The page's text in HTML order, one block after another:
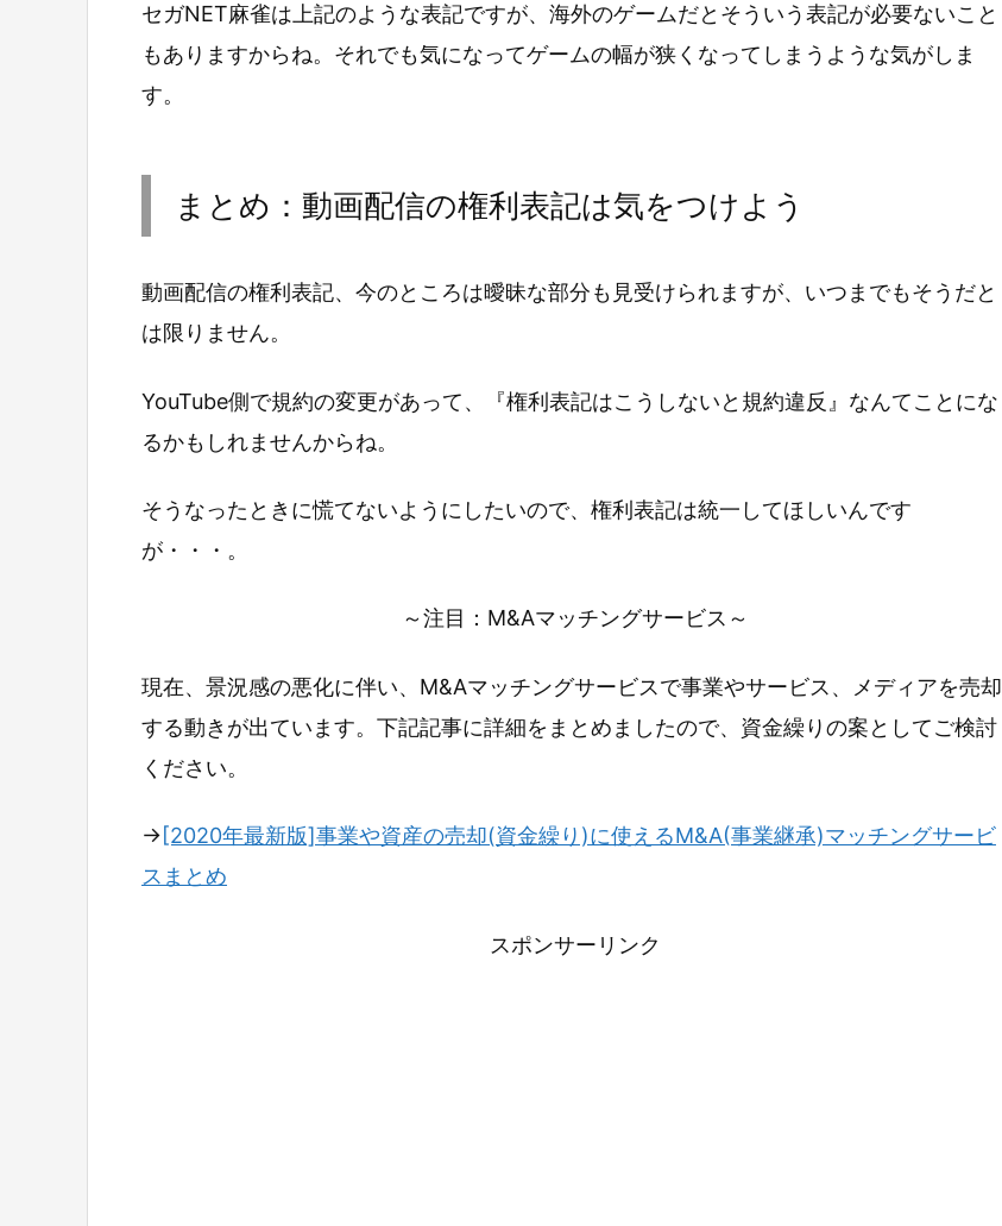
セガNET麻雀は上記のような表記ですが、海外のゲームだとそういう表記が必要ないこと
もありますからね。それでも気になってゲームの幅が狭くなってしまうような気がしま
す。
まとめ：動画配信の権利表記は気をつけよう
動画配信の権利表記、今のところは曖昧な部分も見受けられますが、いつまでもそうだと
は限りません。
YouTube側で規約の変更があって、『権利表記はこうしないと規約違反』なんてことにな
るかもしれませんからね。
そうなったときに慌てないようにしたいので、権利表記は統一してほしいんです
が・・・。
～注目：M&Aマッチングサービス～
現在、景況感の悪化に伴い、M&Aマッチングサービスで事業やサービス、メディアを売却
する動きが出ています。下記記事に詳細をまとめましたので、資金繰りの案としてご検討
ください。
→[2020年最新版]事業や資産の売却(資金繰り)に使えるM&A(事業継承)マッチングサービ
スまとめ
スポンサーリンク